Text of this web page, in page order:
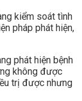
kiểm soát tình
pháp phát hiện,
phát hiện bệnh
không được
trị được nhưng